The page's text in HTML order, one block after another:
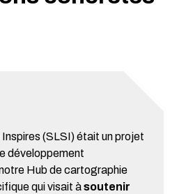
(SLSI) était un projet
développement
Hub de cartographie
qui visait àsoutenir